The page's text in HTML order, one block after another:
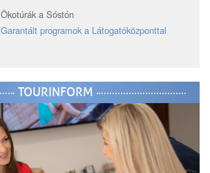
Ökotúrák a Sóstón
Garantált programok a Látogatóközponttal
TOURINFORM